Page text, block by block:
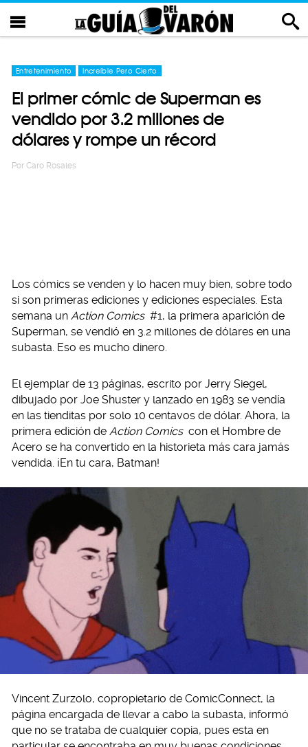
Entretenimiento Increíble Pero Cierto
El primer cómic de Superman es
vendido por 3.2 millones de
dólares y rompe un récord
Por Caro Rosales
Los cómics se venden y lo hacen muy bien, sobre todo
si son primeras ediciones y ediciones especiales. Esta
semana un Action Comics #1, la primera aparición de
Superman, se vendió en 3.2 millones de dólares en una
subasta. Eso es mucho dinero.
El ejemplar de 13 páginas, escrito por Jerry Siegel,
dibujado por Joe Shuster y lanzado en 1983 se vendía
en las tienditas por solo 10 centavos de dólar. Ahora, la
primera edición de Action Comics con el Hombre de
Acero se ha convertido en la historieta más cara jamás
vendida. ¡En tu cara, Batman!
Vincent Zurzolo, copropietario de ComicConnect, la
página encargada de llevar a cabo la subasta, informó
que no se trataba de cualquier copia, pues esta en